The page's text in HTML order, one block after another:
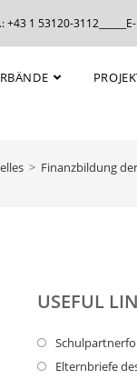
+43 1 53120-
> Finanzbildung
USEFUL
Elternbriefe